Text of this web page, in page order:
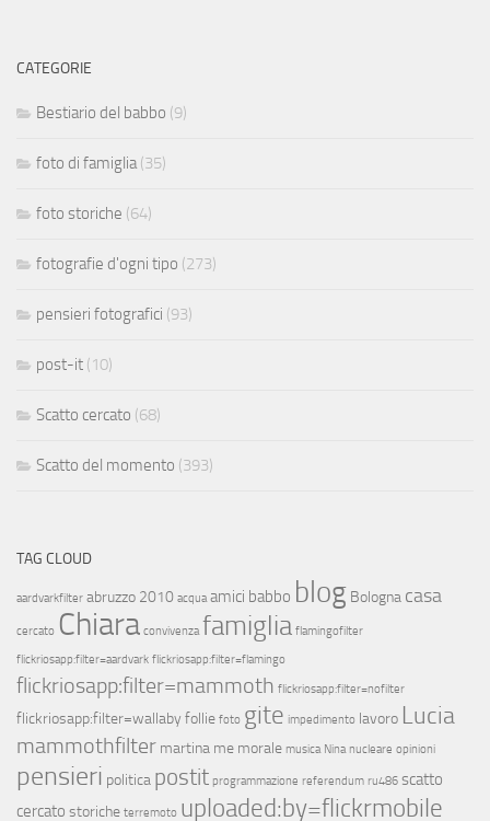
CATEGORIE
Bestiario del babbo (9)
foto di famiglia(35)
foto storiche (64)
fotografie d'ogni tipo (273)
pensieri fotografici (93)
post-it (10)
Scatto cercato (68)
Scatto del momento (393)
TAG CLOUD
aardvarkfilter abruzzo 2010 acqua amici babbo blog Bologna casa
cercato Chiara convivenza famiglia flamingofilter
flickriosapp:filter=aardvark flickriosapp:filter=flamingo
flickriosapp:filter=mammoth flickriosapp:filter=nofilter
flickriosapp:filter=wallaby follie foto gite impedimento lavoro Lucia
mammothfilter martina me morale musica Nina nucleare opinioni
pensieri politica postit programmazione referendum ru486 scatto
cercato storiche terremoto uploaded:by=flickrmobile